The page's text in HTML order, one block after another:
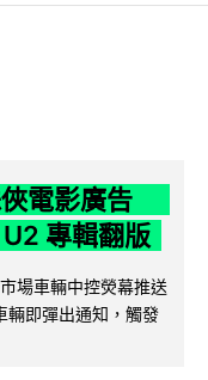
電影廣告
專輯翻版
場車輛中控熒幕推送
輛即彈出通知，觸發